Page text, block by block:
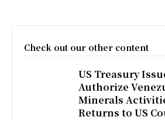
Check out our other content
US Treasury
Authorize
Minerals
Returns to US